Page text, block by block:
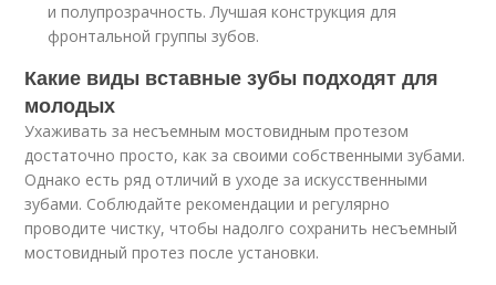
и полупрозрачность. Лучшая конструкция для
фронтальной группы зубов.
Какие виды вставные зубы подходят для
молодых
Ухаживать за несъемным мостовидным протезом
достаточно просто, как за своими собственными зубами.
Однако есть ряд отличий в уходе за искусственными
зубами. Соблюдайте рекомендации и регулярно
проводите чистку, чтобы надолго сохранить несъемный
мостовидный протез после установки.